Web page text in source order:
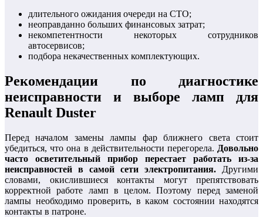
длительного ожидания очереди на СТО;
неоправданно больших финансовых затрат;
некомпетентности некоторых сотрудников
автосервисов;
подбора некачественных комплектующих.
Рекомендации по диагностике
неисправности и выборе ламп для
Renault Duster
Перед началом замены лампы фар ближнего света стоит
убедиться, что она в действительности перегорела. Довольно
часто осветительный прибор перестает работать из-за
неисправностей в самой сети электропитания. Другими
словами, окислившиеся контакты могут препятствовать
корректной работе ламп в целом. Поэтому перед заменой
лампы необходимо проверить, в каком состоянии находятся
контакты в патроне.